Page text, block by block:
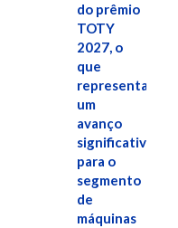
do prêmio
TOTY
2027, o
que
representa
um
avanço
significativo
para o
segmento
de
máquinas